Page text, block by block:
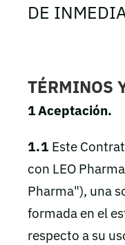
DE
TÉRMINOS
1 Aceptación.
1.1 Este
con LEO
Pharma"), una
formada en el
respecto a su